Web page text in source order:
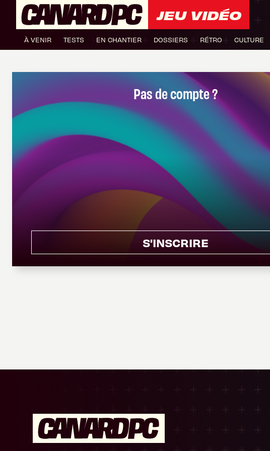
JEU VIDÉO
À VENIR TESTS EN CHANTIER DOSSIERS RÉTRO CULTURE
Pas de compte ?
S'INSCRIRE